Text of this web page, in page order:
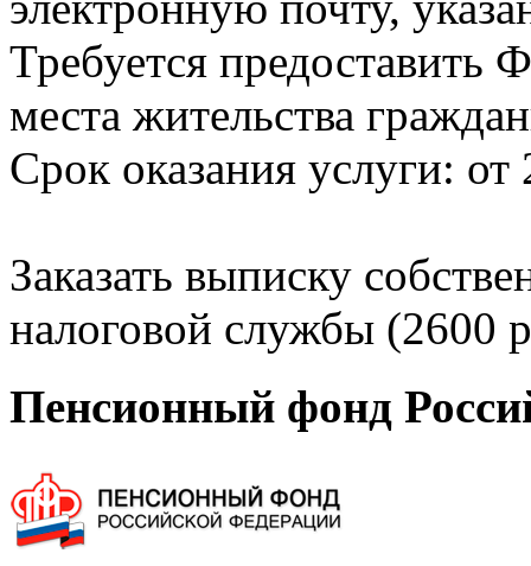
Требуется
места жительства
Срок оказания услуги: от
Заказать выписку
налоговой службы (2600
Пенсионный фонд